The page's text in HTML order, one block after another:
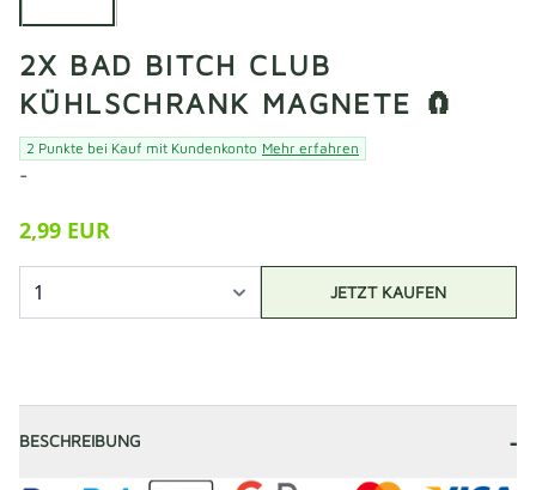
2X BAD BITCH CLUB
KÜHLSCHRANK MAGNETE 🧲
2 Punkte bei Kauf mit Kundenkonto Mehr erfahren
-
2,99 EUR
JETZT KAUFEN
BESCHREIBUNG -